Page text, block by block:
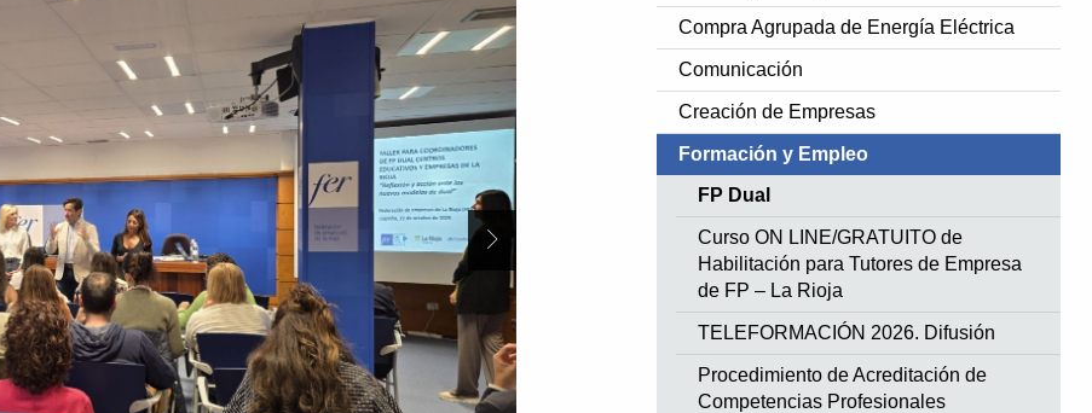
Compra Agrupada de Energía Eléctrica
Comunicación
Creación de Empresas
Formación y Empleo
FP Dual
Curso ON LINE/GRATUITO de
Habilitación para Tutores de Empresa
de FP – La Rioja
TELEFORMACIÓN 2026. Difusión
Procedimiento de Acreditación de
Competencias Profesionales
Siguiente Slide